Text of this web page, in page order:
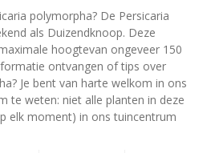
polymorpha? De Persicaria
als Duizendknoop. Deze
hoogtevan ongeveer 150
ontvangen of tips over
Je bent van harte welkom in ons
te weten: niet alle planten in deze
elk moment) in ons tuincentrum